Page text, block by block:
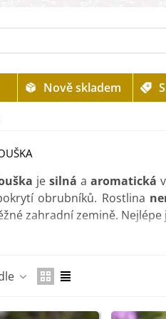
Nově skladem
je silná a aromatická
obrubníků. Rostlina
zahradní zemině.
nebo rybu.